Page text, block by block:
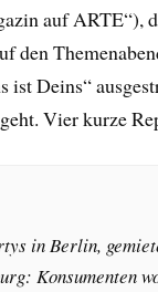
auf ARTE“),
den
Deins“
Vier kurze
in Berlin,
Konsumenten